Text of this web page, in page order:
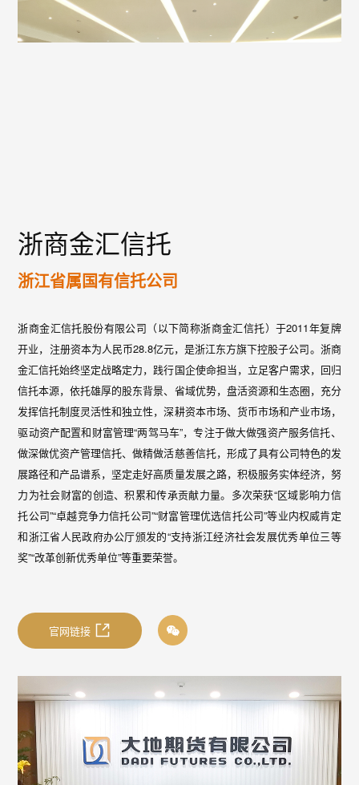
浙商金汇信托
浙江省属国有信托公司
浙商金汇信托股份有限公司（以下简称浙商金汇信托）于2011年复牌
开业，注册资本为人民币28.8亿元，是浙江东方旗下控股子公司。浙商
金汇信托始终坚定战略定力，践行国企使命担当，立足客户需求，回归
信托本源，依托雄厚的股东背景、省域优势，盘活资源和生态圈，充分
发挥信托制度灵活性和独立性，深耕资本市场、货币市场和产业市场，
驱动资产配置和财富管理“两驾马车”，专注于做大做强资产服务信托、
做深做优资产管理信托、做精做活慈善信托，形成了具有公司特色的发
展路径和产品谱系，坚定走好高质量发展之路，积极服务实体经济，努
力为社会财富的创造、积累和传承贡献力量。多次荣获“区域影响力信
托公司”“卓越竞争力信托公司”“财富管理优选信托公司”等业内权威肯定
和浙江省人民政府办公厅颁发的“支持浙江经济社会发展优秀单位三等
奖”“改革创新优秀单位”等重要荣誉。
官网链接